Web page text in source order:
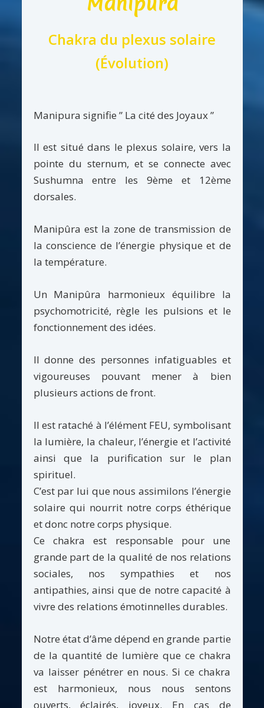
Chakra du plexus solaire
(Évolution)
Manipura signifie ” La cité des Joyaux ”
Il est situé dans le plexus solaire, vers la
pointe du sternum, et se connecte avec
Sushumna entre les 9ème et 12ème
dorsales.
Manipûra est la zone de transmission de
la conscience de l’énergie physique et de
la température.
Un Manipûra harmonieux équilibre la
psychomotricité, règle les pulsions et le
fonctionnement des idées.
Il donne des personnes infatiguables et
vigoureuses pouvant mener à bien
plusieurs actions de front.
Il est rataché à l’élément FEU, symbolisant
la lumière, la chaleur, l’énergie et l’activité
ainsi que la purification sur le plan
spirituel.
C’est par lui que nous assimilons l’énergie
solaire qui nourrit notre corps éthérique
et donc notre corps physique.
Ce chakra est responsable pour une
grande part de la qualité de nos relations
sociales, nos sympathies et nos
antipathies, ainsi que de notre capacité à
vivre des relations émotinnelles durables.
Notre état d’âme dépend en grande partie
de la quantité de lumière que ce chakra
va laisser pénétrer en nous. Si ce chakra
est harmonieux, nous nous sentons
ouverts, éclairés, joyeux. En cas de